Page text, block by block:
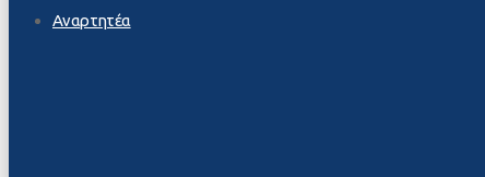
Αναρτητέα